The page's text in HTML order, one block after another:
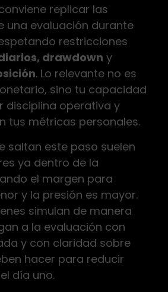
replicar las
una evaluación durante
restricciones
drawdown y
. Lo relevante no es
sino tu capacidad
disciplina operativa y
tus métricas personales.
saltan este paso suelen
ya dentro de la
el margen para
y la presión es mayor.
simulan de manera
a la evaluación con
y con claridad sobre
hacer para reducir
día uno.